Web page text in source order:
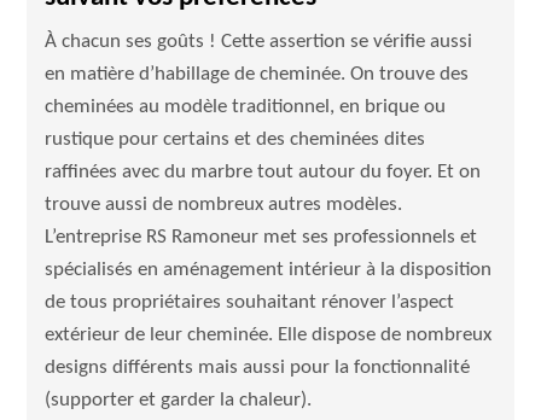
À chacun ses goûts ! Cette assertion se vérifie aussi
en matière d’habillage de cheminée. On trouve des
cheminées au modèle traditionnel, en brique ou
rustique pour certains et des cheminées dites
raffinées avec du marbre tout autour du foyer. Et on
trouve aussi de nombreux autres modèles.
L’entreprise RS Ramoneur met ses professionnels et
spécialisés en aménagement intérieur à la disposition
de tous propriétaires souhaitant rénover l’aspect
extérieur de leur cheminée. Elle dispose de nombreux
designs différents mais aussi pour la fonctionnalité
(supporter et garder la chaleur).